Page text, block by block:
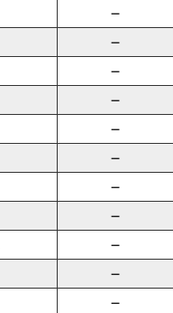
－
－
－
－
－
－
－
－
－
－
－